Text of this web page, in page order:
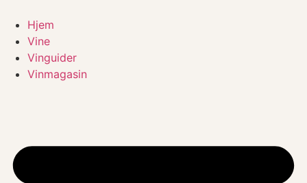
indhold
Hjem
Vine
Vinguider
Vinmagasin